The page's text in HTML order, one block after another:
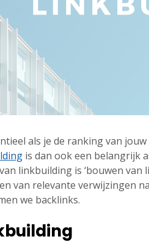
als je de ranking van
is dan ook een belangrijk
linkbuilding is ‘bouwen van
van relevante verwijzingen
we backlinks.